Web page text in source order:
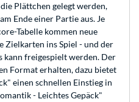
Plättchen gelegt werden,
Ende einer Partie aus. Je
Tabelle kommen neue
Zielkarten ins Spiel - und der
kann freigespielt werden. Der
Format erhalten, dazu bietet
einen schnellen Einstieg in
- Leichtes Gepäck"